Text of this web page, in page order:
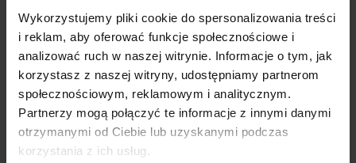
Wykorzystujemy pliki cookie do spersonalizowania treści
i reklam, aby oferować funkcje społecznościowe i
analizować ruch w naszej witrynie. Informacje o tym, jak
korzystasz z naszej witryny, udostępniamy partnerom
społecznościowym, reklamowym i analitycznym.
Partnerzy mogą połączyć te informacje z innymi danymi
otrzymanymi od Ciebie lub uzyskanymi podczas
korzystania z ich usług.
High-contrast mode
Podobne produkty